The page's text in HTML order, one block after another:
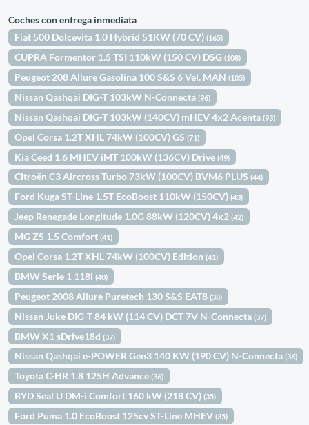
Coches con entrega inmediata
Fiat 500 Dolcevita 1.0 Hybrid 51KW (70 CV)(165)
CUPRA Formentor 1.5 TSI 110kW (150 CV) DSG(108)
Peugeot 208 Allure Gasolina 100 S&S 6 Vel. MAN(105)
Nissan Qashqai DIG-T 103kW N-Connecta(96)
Nissan Qashqai DIG-T 103kW (140CV) mHEV 4x2 Acenta(93)
Opel Corsa 1.2T XHL 74kW (100CV) GS(71)
Kia Ceed 1.6 MHEV iMT 100kW (136CV) Drive(49)
Citroën C3 Aircross Turbo 73kW (100CV) BVM6 PLUS(44)
Ford Kuga ST-Line 1.5T EcoBoost 110kW (150CV)(43)
Jeep Renegade Longitude 1.0G 88kW (120CV) 4x2(42)
MG ZS 1.5 Comfort(41)
Opel Corsa 1.2T XHL 74kW (100CV) Edition(41)
BMW Serie 1 118i(40)
Peugeot 2008 Allure Puretech 130 S&S EAT8(38)
Nissan Juke DIG-T 84 kW (114 CV) DCT 7V N-Connecta(37)
BMW X1 sDrive18d(37)
Nissan Qashqai e-POWER Gen3 140 KW (190 CV) N-Connecta(36)
Toyota C-HR 1.8 125H Advance(36)
BYD Seal U DM-i Comfort 160 kW (218 CV)(35)
Ford Puma 1.0 EcoBoost 125cv ST-Line MHEV(35)